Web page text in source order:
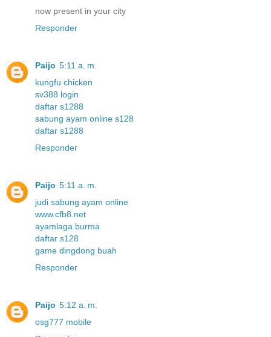
now present in your city
Responder
Paijo 5:11 a. m.
kungfu chicken
sv388 login
daftar s1288
sabung ayam online s128
daftar s1288
Responder
Paijo 5:11 a. m.
judi sabung ayam online
www.cfb8.net
ayamlaga burma
daftar s128
game dingdong buah
Responder
Paijo 5:12 a. m.
osg777 mobile